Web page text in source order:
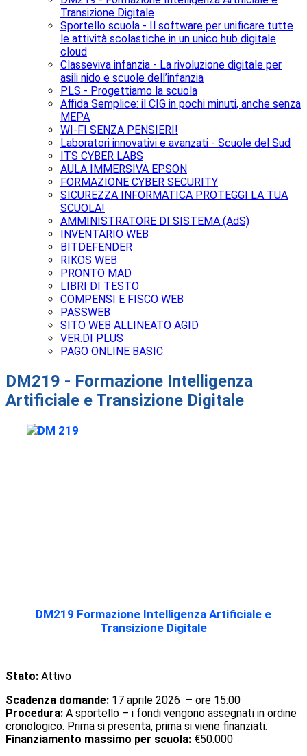
Transizione Digitale
Sportello scuola - Il software per unificare tutte
le attività scolastiche in un unico hub digitale
cloud
Classeviva infanzia - La rivoluzione digitale per
asili nido e scuole dell’infanzia
PLS - Progettiamo la scuola
Affida Semplice: il CIG in pochi minuti, anche senza
MEPA
WI-FI SENZA PENSIERI!
Laboratori innovativi e avanzati - Scuole del Sud
ITS CYBER LABS
AULA IMMERSIVA EPSON
FORMAZIONE CYBER SECURITY
SICUREZZA INFORMATICA PROTEGGI LA TUA
SCUOLA!
AMMINISTRATORE DI SISTEMA (AdS)
INVENTARIO WEB
BITDEFENDER
RIKOS WEB
PRONTO MAD
LIBRI DI TESTO
COMPENSI E FISCO WEB
PASSWEB
SITO WEB ALLINEATO AGID
VER.DI PLUS
PAGO ONLINE BASIC
DM219 - Formazione Intelligenza
Artificiale e Transizione Digitale
DM219 Formazione Intelligenza Artificiale e
Transizione Digitale
Stato: Attivo
Scadenza domande: 17 aprile 2026 – ore 15:00
Procedura: A sportello – i fondi vengono assegnati in ordine
cronologico. Prima si presenta, prima si viene finanziati.
Finanziamento massimo per scuola: €50.000